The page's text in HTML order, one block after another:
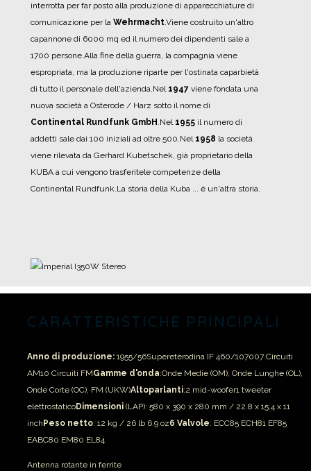
interrotta per far posto alla produzione di apparecchiature di
comunicazione per la Wehrmacht.Viene costruito un'altro
capannone di 6000 mq ed il numero dei dipendenti sale a
1700 persone.Alla fine della guerra, la compagnia viene
espropriata, ma la produzione riparte per l'ostinata caparbietà
di tutto il personale dell'azienda.Nel 1947 viene fondata una
nuova società a Osterode / Harz sotto il nome di
Continental Rundfunk GmbH .Nel 1955 il numero di
addetti sale dai 100 iniziali ad oltre 500.Nel1958 la società
viene rilevata da Gerhard Kubetschek, già proprietario della
KUBA a cui vengono trasferitele competenze della
Continental Rundfunk.La storia della Kuba ... è un'altra storia.
CARATTERISTICHE PRINCIPALI
Anno di produzione: 1955/56Supereterodina IF 460/107007 Circuiti
AM10 Circuiti FMGamme d'onda:Onde Medie (OM), Onde Lunghe (OL),
Onde Corte (OC), FM (UKW)Altoparlanti:2 mid-woofer1 tweeter
elettrostaticoDimensioni (LAP): 580 x 390 x 280 mm / 22.8 x 15.4 x 11
inch Peso netto: 12 kg / 26 lb 6.9 oz6 Valvole: ECC85 ECH81 EF85
EABC80 EM80 EL84
Antenna rotante in ferrite